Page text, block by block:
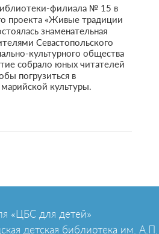
филиала № 15 в
проекта «Живые традиции
знаменательная
Севастопольского
культурного общества
собрало юных читателей
погрузиться в
культуры.
«ЦБС для детей»
детская библиотека им. А.П.